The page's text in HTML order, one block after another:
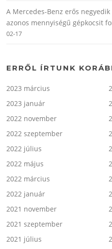
A Mercedes-Benz erős
azonos mennyiségű gépkocsit
02-17
ERRŐL ÍRTUNK
2023 március
2023 január
2022 november
2022 szeptember
2022 július
2022 május
2022 március
2022 január
2021 november
2021 szeptember
2021 július